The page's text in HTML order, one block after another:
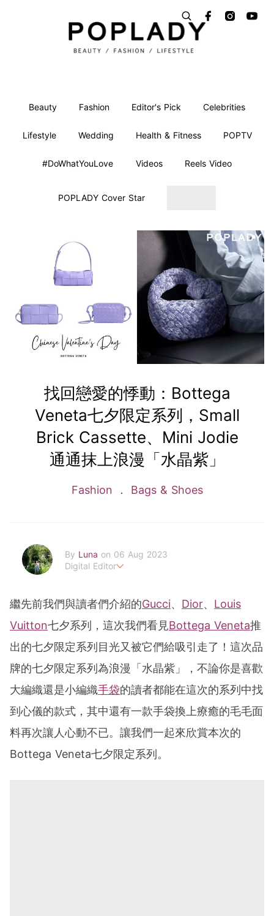
Beauty Fashion Editor's Pick Celebrities
Lifestyle Wedding Health & Fitness POPTV
#DoWhatYouLove Videos Reels Video
POPLADY Cover Star
找回戀愛的悸動：Bottega
Veneta七夕限定系列，Small
Brick Cassette、Mini Jodie
通通抹上浪漫「水晶紫」
Fashion Bags & Shoes
By Luna on 06 Aug 2023
Digital Editor
在浩瀚的時尚世界中挖掘背後的故事
透過旅行找尋理想生活的樣貌 捕捉下每個美好瞬間
luna.huang@poplady-mag.com
繼先前我們與讀者們介紹的Gucci、 Dior、 Louis
Vuitton七夕系列，這次我們看見Bottega Veneta推
出的七夕限定系列目光又被它們給吸引走了！這次品
牌的七夕限定系列為浪漫「水晶紫」，不論你是喜歡
大編織還是小編織手袋的讀者都能在這次的系列中找
到心儀的款式，其中還有一款手袋換上療癒的毛毛面
料再次讓人心動不已。讓我們一起來欣賞本次的
Bottega Veneta七夕限定系列。